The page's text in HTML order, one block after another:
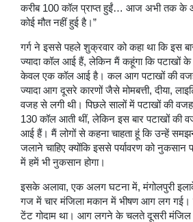
करीब 100 कॉल प्राप्त हुईं… आज अभी तक के
कोई मौत नहीं हुई है।”
गर्ग ने इससे पहले शुक्रवार को कहा था कि इस
ज्यादा कॉल आई हैं, लेकिन मैं कहूंगा कि पटाखों
केवल एक कॉल आई है। कल आग पटाखों की
ज्यादा आग दूसरे कारणों जैसे मोमबत्ती, दीया,
वजह से लगी थी। पिछले सालों में पटाखों की
130 कॉल आती थीं, लेकिन इस बार पटाखों
आई हैं। मैं लोगों से कहना चाहता हूं कि उन्हें
जलाने चाहिए क्योंकि इससे पर्यावरण को
में हमें भी नुकसान होगा।
इसके अलावा, एक अलग घटना में, मंगोलपुरी
गज में चार मंजिला मकान में भीषण आग लग गई।
टेंट गोदाम था। आग लगने के चलते दूसरी मंजिल